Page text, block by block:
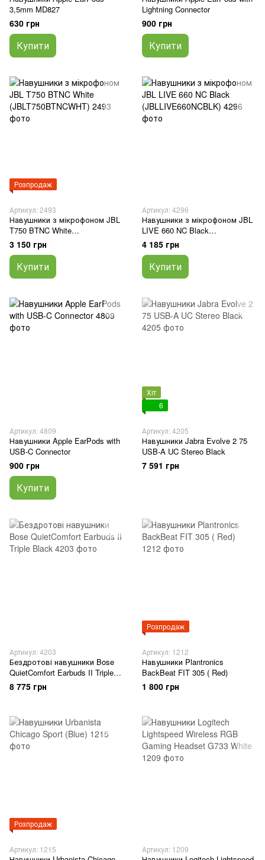
3,5mm MD827
630 грн
Купити
Lightning Connector
900 грн
Купити
Розпродаж
Артикул: 2493
Навушники з мікрофоном JBL
T750 BTNC White
(JBLT750BTNCWHT)
3 150 грн
Купити
Артикул: 4296
Навушники з мікрофоном JBL
LIVE 660 NC Black
(JBLLIVE660NCBLK)
4 185 грн
Купити
Артикул: 4809
Навушники Apple EarPods with
USB-C Connector
900 грн
Купити
Хіт
6
Артикул: 4205
Навушники Jabra Evolve 2 75
USB-A UC Stereo Black
7 591 грн
Артикул: 4203
Бездротові навушники Bose
QuietComfort Earbuds II Triple
Black
8 775 грн
Розпродаж
Артикул: 1212
Навушники Plantronics
BackBeat FIT 305 ( Red)
1 800 грн
Розпродаж
Артикул: 1215 Артикул: 1209